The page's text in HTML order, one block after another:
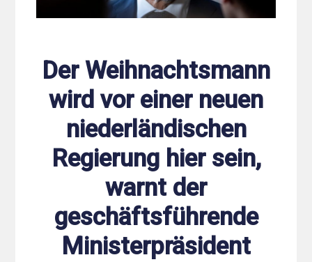
Der Weihnachtsmann
wird vor einer neuen
niederländischen
Regierung hier sein,
warnt der
geschäftsführende
Ministerpräsident